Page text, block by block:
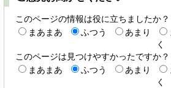
このページの情報は役に立ちましたか？
まあまあ
ふつう あまり
く
このページは見つけやすかったですか？
まあまあ
ふつう あまり
く